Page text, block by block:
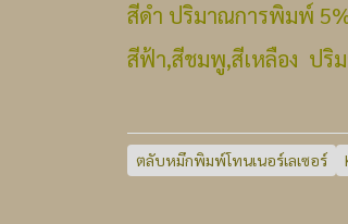
สีดำ ปริมาณการพิมพ์
สีฟ้า,สีชมพู,สีเหลือง ปริ
ตลับหมึกพิมพ์โทนเนอร์เลเซอร์